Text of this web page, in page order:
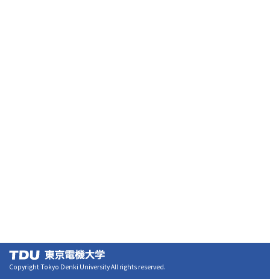
Copyright Tokyo Denki University All rights reserved.